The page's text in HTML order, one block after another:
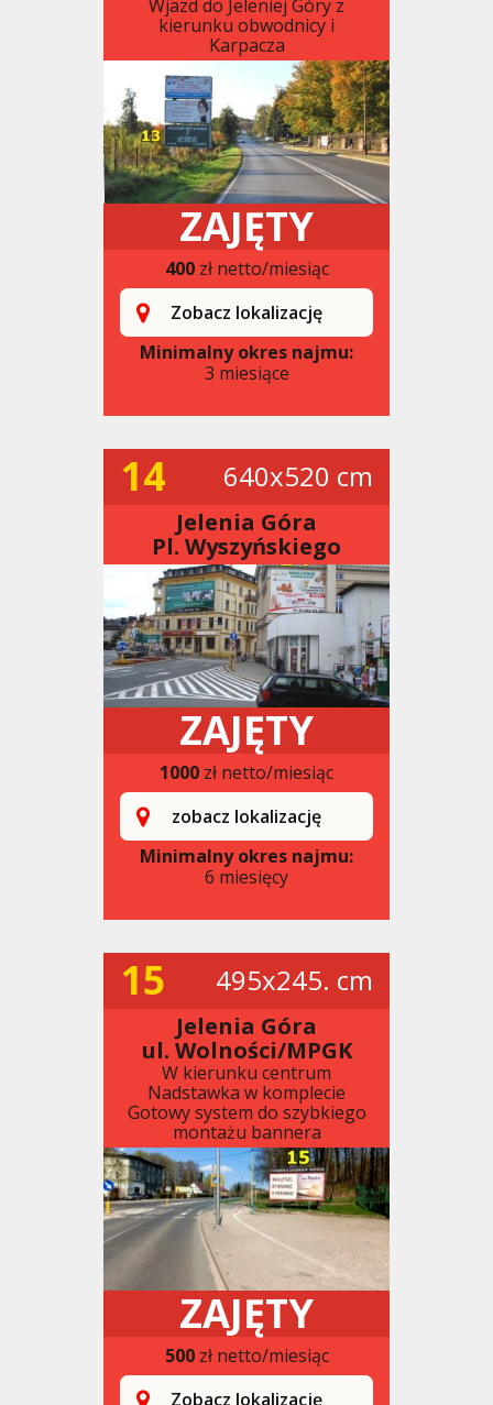
Wjazd do Jeleniej Góry z
kierunku obwodnicy i
Karpacza
ZAJĘTY
400zł netto/miesiąc
Zobacz lokalizację
Minimalny okres najmu:
3 miesiące
14 640x520 cm
Jelenia Góra
Pl. Wyszyńskiego
ZAJĘTY
1000 zł netto/miesiąc
zobacz lokalizację
Minimalny okres najmu:
6 miesięcy
15 495x245. cm
Jelenia Góra
ul. Wolności/MPGK
W kierunku centrum
Nadstawka w komplecie
Gotowy system do szybkiego
montażu bannera
ZAJĘTY
500zł netto/miesiąc
Zobacz lokalizację